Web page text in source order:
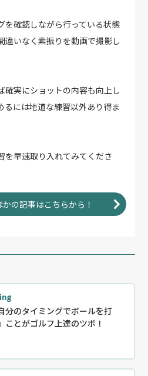
を確認しながら行っている状態
違いなく素振りを動画で撮影し
確実にショットの内容も向上し
るには地道な練習以外あり得ま
を早速取り入れてみてくださ
の記事はこちらから！
分のタイミングでボールを打
ことがゴルフ上達のツボ！